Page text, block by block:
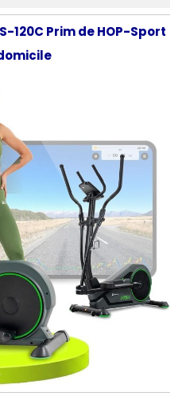
120C Prim de HOP-Sport